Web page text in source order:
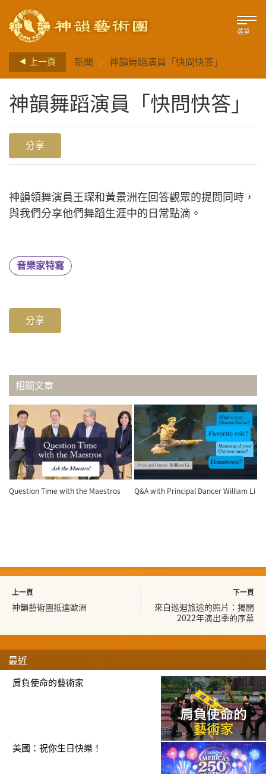
選單
上一頁 新聞 > 神韻舞蹈演員「快問快答」
神韻舞蹈演員「快問快答」
分享
神韻領舞演員王琛和黃景洲在回答觀眾的提問同時，
與我們分享他們舞蹈生涯中的日常點滴。
音樂家特寫
分享
相關文章
Question Time with the Maestros Q&A with Principal Dancer William Li
上一頁
神韻藝術團抵達歐洲
下一頁
來自巡迴旅途的照片：揭開
2022年演出季的序幕
最近
肩負使命的藝術家
美國：祝你生日快樂！